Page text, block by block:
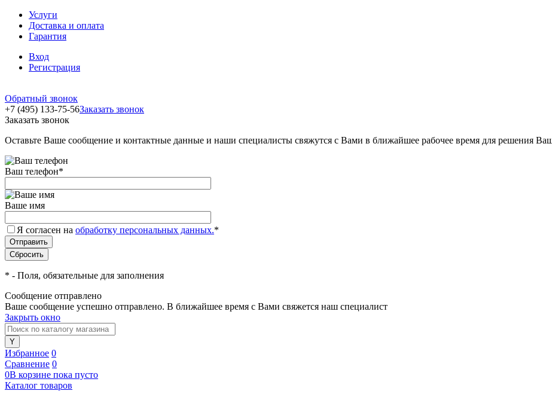
Услуги
Доставка и оплата
Гарантия
Вход
Регистрация
Обратный звонок
+7 (495) 133-75-56Заказать звонок
Заказать звонок
Оставьте Ваше сообщение и контактные данные и наши специалисты свяжутся с Вами в ближайшее рабочее время для решения
Ваш телефон*
Ваше имя
Я согласен на обработку персональных данных.*
* - Поля, обязательные для заполнения
Сообщение отправлено
Ваше сообщение успешно отправлено. В ближайшее время с Вами свяжется наш специалист
Закрыть окно
Избранное 0
Сравнение 0
0В корзине пока пусто
Каталог товаров